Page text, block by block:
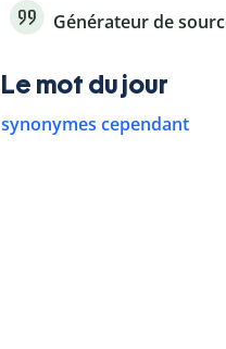
Générateur de
Le mot du jour
synonymes cependant